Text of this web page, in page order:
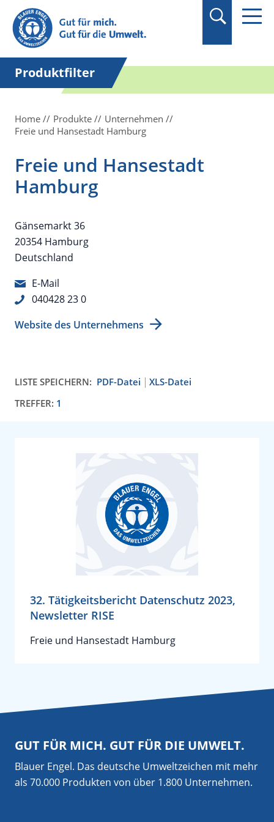
Suchbegriff in
Anführungszeichen
setzen.
Produktfilter
Home Produkte
Unternehmen
Freie und Hansestadt Hamburg
Freie und Hansestadt
Hamburg
Gänsemarkt 36
20354 Hamburg
Deutschland
E-Mail
040428 23 0
Website des Unternehmens
LISTE SPEICHERN: PDF-Datei
XLS-Datei
TREFFER: 1
32. Tätigkeitsbericht Datenschutz 2023,
Newsletter RISE
Freie und Hansestadt Hamburg
GUT FÜR MICH. GUT FÜR DIE UMWELT.
Blauer Engel. Das deutsche Umweltzeichen mit mehr
als 70.000 Produkten von über 1.800 Unternehmen.